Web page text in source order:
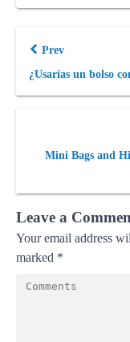
Prev
¿Usarías un bolso
Mini Bags and
Leave a
Your email address
marked *